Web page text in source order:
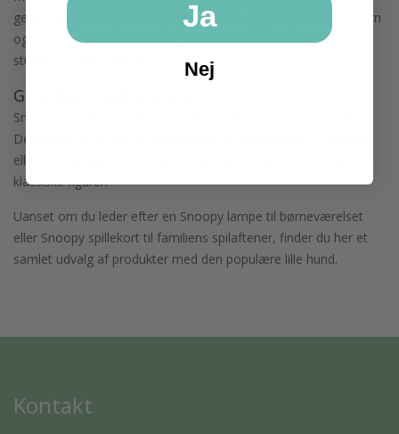
genkendeligt udtryk, som gør det ekstra hyggeligt for både børn
og voksne. Det er en lille ting, der hurtigt kan skabe gode
stunder omkring bordet.
Gaveidéer med Snoopy
Snoopy produkter er gode gaveidéer til børn, fans og samlere.
De passer godt som fødselsdagsgave, kalendergave, julegave
eller som en lille overraskelse til én, der holder af søde og
klassiske figurer.
Uanset om du leder efter en Snoopy lampe til børneværelset
eller Snoopy spillekort til familiens spilaftener, finder du her et
samlet udvalg af produkter med den populære lille hund.
Kontakt
Ja
Nej